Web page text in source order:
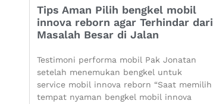
Tips Aman Pilih bengkel mobil
innova reborn agar Terhindar dari
Masalah Besar di Jalan
Testimoni performa mobil Pak Jonatan
setelah menemukan bengkel untuk
service mobil innova reborn “Saat memilih
tempat nyaman bengkel mobil innova